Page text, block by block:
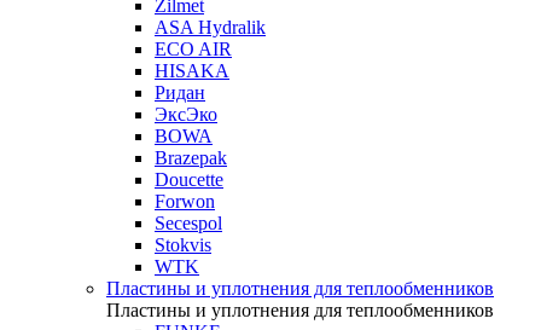
Zilmet
ASA Hydralik
ECO AIR
HISAKA
Ридан
ЭксЭко
BOWA
Brazepak
Doucette
Forwon
Secespol
Stokvis
WTK
Пластины и уплотнения для теплообменников
Пластины и уплотнения для теплообменников